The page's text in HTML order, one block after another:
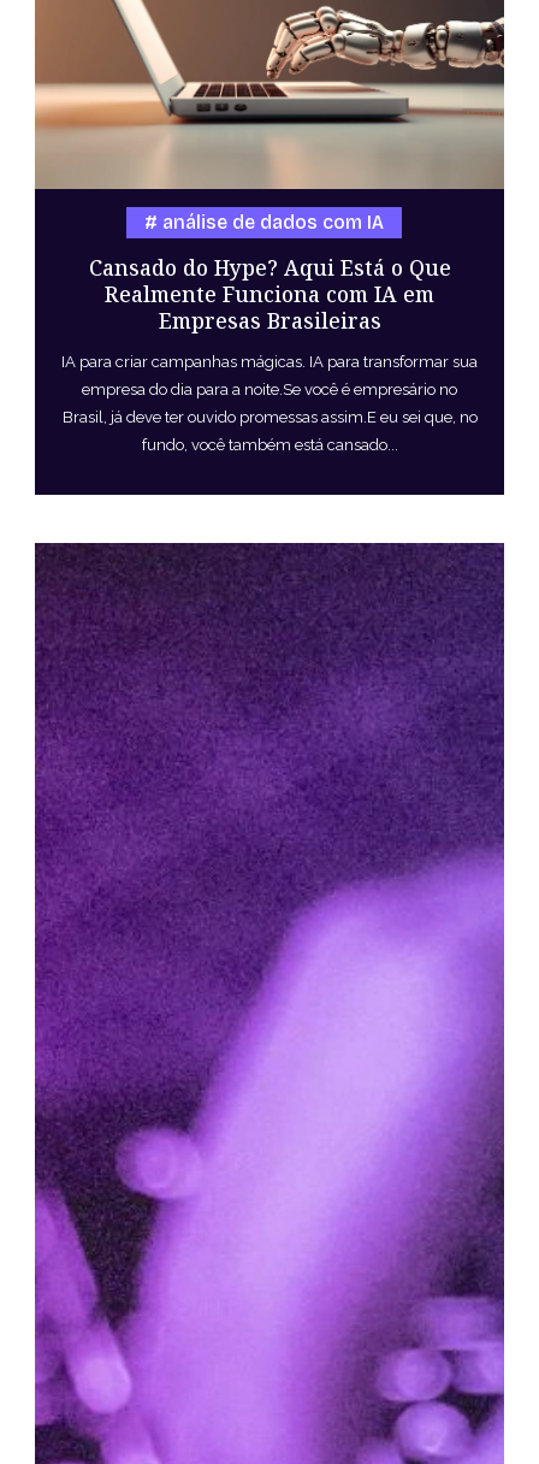
Cansado do Hype? Aqui Está o Que
Realmente Funciona com IA em
Empresas Brasileiras
análise de dados com IA
IA para criar campanhas mágicas. IA para transformar sua
empresa do dia para a noite.Se você é empresário no
Brasil, já deve ter ouvido promessas assim.E eu sei que, no
fundo, você também está cansado...